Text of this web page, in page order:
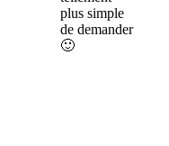
plus simple
de demander
🙂